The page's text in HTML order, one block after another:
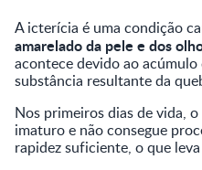
A icterícia é uma condição
amarelado da pele e dos
acontece devido ao
substância resultante da
Nos primeiros dias de vida,
imaturo e não consegue
rapidez suficiente, o que